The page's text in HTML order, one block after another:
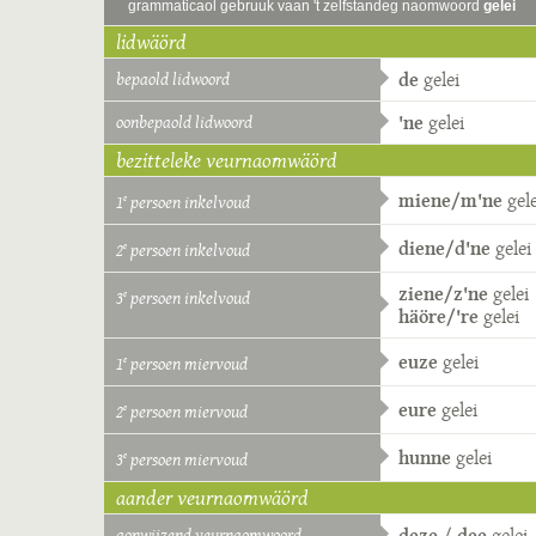
grammaticaol gebruuk vaan 't zelfstandeg naomwoord gelei
lidwäörd
bepaold lidwoord de gelei
oonbepaold lidwoord 'ne gelei
bezitteleke veurnaomwäörd
1e persoen inkelvoud miene/m'ne
2e persoen inkelvoud diene/d'ne gelei
3e persoen inkelvoud ziene/z'ne gelei
häöre/'re gelei
1e persoen miervoud euze gelei
2e persoen miervoud eure gelei
3e persoen miervoud hunne gelei
aander veurnaomwäörd